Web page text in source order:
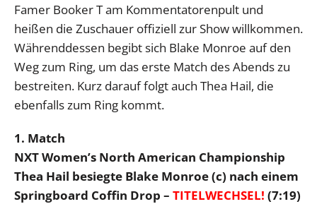
Famer Booker T am Kommentatorenpult und
heißen die Zuschauer offiziell zur Show willkommen.
Währenddessen begibt sich Blake Monroe auf den
Weg zum Ring, um das erste Match des Abends zu
bestreiten. Kurz darauf folgt auch Thea Hail, die
ebenfalls zum Ring kommt.
1. Match
NXT Women’s North American Championship
Thea Hail besiegte Blake Monroe (c) nach einem
Springboard Coffin Drop – TITELWECHSEL! (7:19)